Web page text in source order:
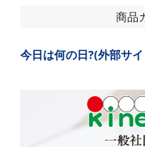
商品
今日は何の日?(外部サ